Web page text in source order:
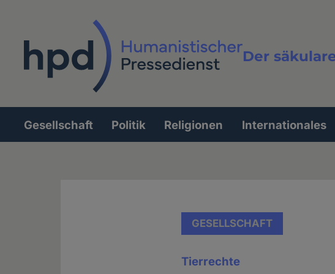
Der
Volltextsuche
Hauptnavigation
Gesellschaft Politik Religionen Internationales
GESELLSCHAFT
Tierrechte